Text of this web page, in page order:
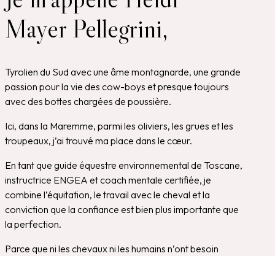
Mayer Pellegrini,
Tyrolien du Sud avec une âme montagnarde, une grande
passion pour la vie des cow-boys et presque toujours
avec des bottes chargées de poussière.
Ici, dans la Maremme, parmi les oliviers, les grues et les
troupeaux, j’ai trouvé ma place dans le cœur.
En tant que guide équestre environnemental de Toscane,
instructrice ENGEA et coach mentale certifiée, je
combine l’équitation, le travail avec le cheval et la
conviction que la confiance est bien plus importante que
la perfection.
Parce que ni les chevaux ni les humains n’ont besoin